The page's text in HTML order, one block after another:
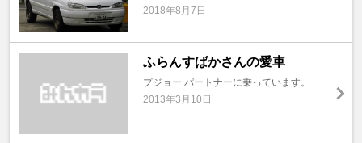
2018年8月7日
ふらんすばかさんの愛車
プジョー パートナーに乗っています。
2013年3月10日